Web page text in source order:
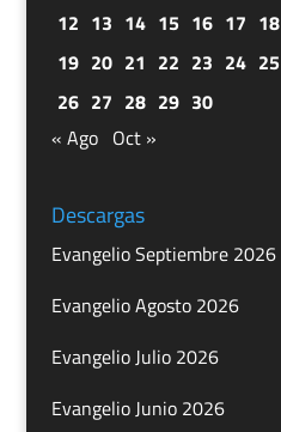
12 13 14 15 16 17 18
19 20 21 22 23 24 25
26 27 28 29 30
« Ago Oct »
Descargas
Evangelio Septiembre 2026
Evangelio Agosto 2026
Evangelio Julio 2026
Evangelio Junio 2026